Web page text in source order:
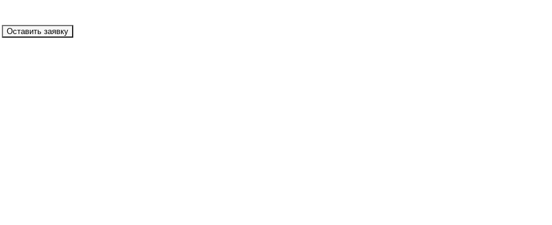
Оставить заявку